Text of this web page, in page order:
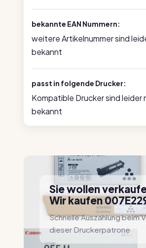
bekannte EAN Nummern:
weitere Artikelnummer sind
bekannt
passt in folgende Drucker:
Kompatible Drucker sind leider
bekannt
Sie wollen
Wir kaufen
Schnelle Auszahlung beim
dieser Druckerpatrone